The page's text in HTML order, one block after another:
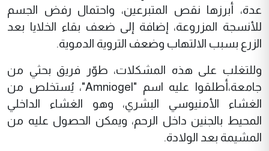
عدة، أبرزها نقص المتبرعين، واحتمال رفض الجسم
للأنسجة المزروعة، إضافة إلى ضعف بقاء الخلايا بعد
الزرع بسبب الالتهاب وضعف التروية الدموية.
وللتغلب على هذه المشكلات، طوّر فريق بحثي من
جامعة،أطلقوا عليه اسم "Amniogel"، يُستخلص من
الغشاء الأمنيوسي البشري، وهو الغشاء الداخلي
المحيط بالجنين داخل الرحم، ويمكن الحصول عليه من
المشيمة بعد الولادة.